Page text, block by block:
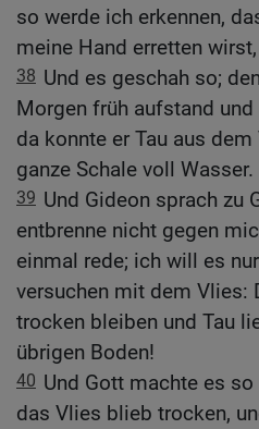
so werde ich erkennen,
meine Hand erretten
38 Und es geschah so;
Morgen früh aufstand
da konnte er Tau aus
ganze Schale voll Wasser.
39 Und Gideon sprach zu
entbrenne nicht gegen
einmal rede; ich will es
versuchen mit dem Vlies:
trocken bleiben und Tau
übrigen Boden!
40 Und Gott machte es
das Vlies blieb trocken,